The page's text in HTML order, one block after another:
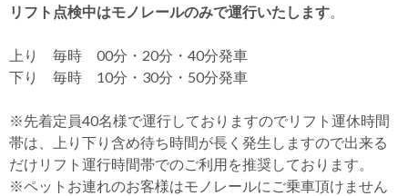
リフト点検中はモノレールのみで運行いたします。
上り 毎時 00分・20分・40分発車
下り 毎時 10分・30分・50分発車
※先着定員40名様で運行しておりますのでリフト運休時間
帯は、上り下り含め待ち時間が長く発生しますので出来る
だけリフト運行時間帯でのご利用を推奨しております。
※ペットお連れのお客様はモノレールにご乗車頂けません